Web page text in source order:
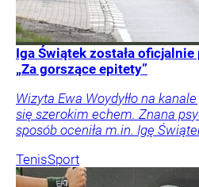
Iga Świątek została
„Za gorszące epitety”
Wizyta Ewa Woydyłło na
się szerokim echem. Znana
sposób oceniła m.in. Igę
TenisSport